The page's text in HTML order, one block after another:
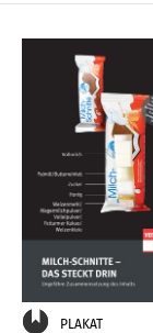
PLAKAT